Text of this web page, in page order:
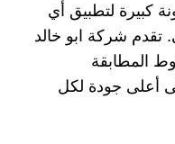
كبيرة لتطبيق أي
تقدم شركة ابو خالد
المطابقة
أعلى جودة لكل